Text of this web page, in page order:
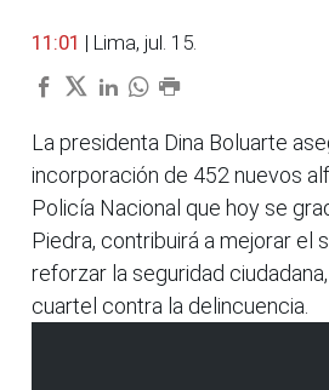
11:01 | Lima, jul. 15.
La presidenta Dina Boluarte
incorporación de 452 nuevos
Policía Nacional que hoy se
Piedra, contribuirá a mejorar el
reforzar la seguridad
cuartel contra la delincuencia.